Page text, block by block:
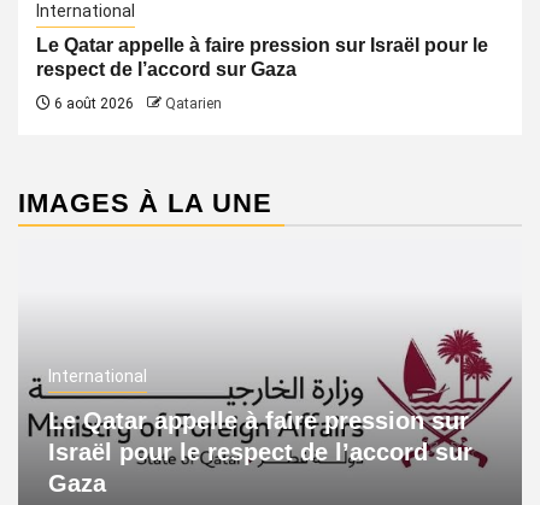
International
Le Qatar appelle à faire pression sur Israël pour le
respect de l’accord sur Gaza
6 août 2026 Qatarien
IMAGES À LA UNE
International
Le Qatar appelle à faire pression sur
Israël pour le respect de l’accord sur
Gaza